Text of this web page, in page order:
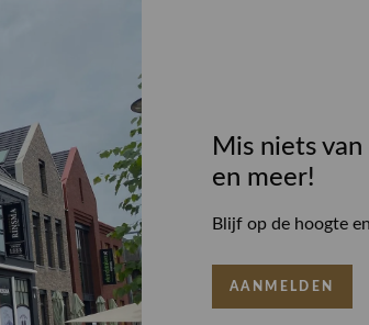
Mis niets
en meer!
Blijf op de hoogte
AANMELDEN